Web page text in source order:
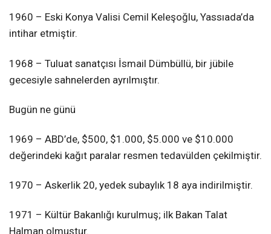
1960 – Eski Konya Valisi Cemil Keleşoğlu, Yassıada’da
intihar etmiştir.
1968 – Tuluat sanatçısı İsmail Dümbüllü, bir jübile
gecesiyle sahnelerden ayrılmıştır.
Bugün ne günü
1969 – ABD’de, $500, $1.000, $5.000 ve $10.000
değerindeki kağıt paralar resmen tedavülden çekilmiştir.
1970 – Askerlik 20, yedek subaylık 18 aya indirilmiştir.
1971 – Kültür Bakanlığı kurulmuş; ilk Bakan Talat
Halman olmuştur.